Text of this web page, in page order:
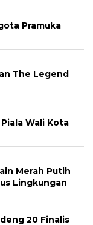
Pramuka
The Legend
Wali Kota
Merah Putih
Lingkungan
20 Finalis